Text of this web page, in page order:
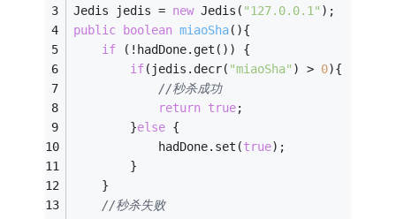
Jedis jedis = new Jedis( "127.0.0.1" );
public
boolean miaoSha(){
if (!hadDone.get()) {
if(jedis.decr( "miaoSha" ) > 0){
//秒杀成功
return true;
		}
else {
			hadDone.set(
true);
		}
	}
//秒杀失败